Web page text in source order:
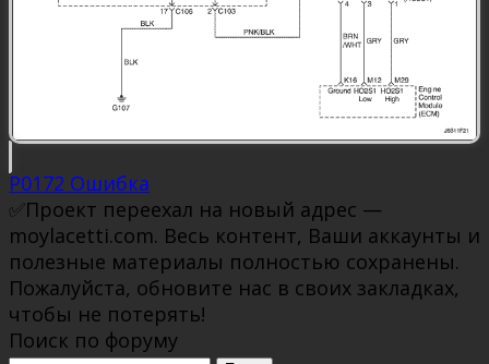
P0172 Ошибка
✅Проект переехал на новый адрес —
moylacetti.com. Весь контент, Ваши аккаунты и
полезные материалы полностью сохранены.
Пожалуйста, обновите нас в своих закладках,
чтобы не потерять!
Поиск по форуму